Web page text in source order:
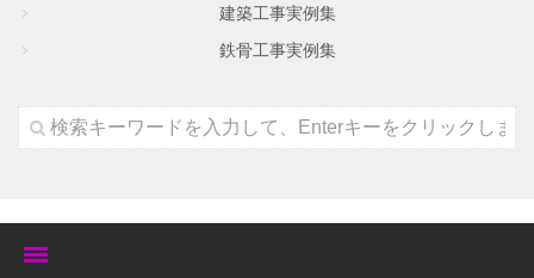
建築工事実例集
鉄骨工事実例集